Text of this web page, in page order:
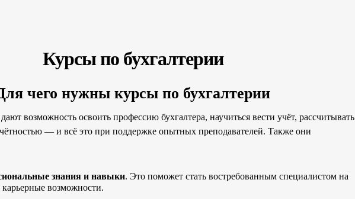
Курсы по бухгалтерии
чего нужны курсы по бухгалтерии
возможность освоить профессию бухгалтера, научиться вести учёт, рассчитывать
— и всё это при поддержке опытных преподавателей. Также они
знания и навыки. Это поможет стать востребованным специалистом на
возможности.